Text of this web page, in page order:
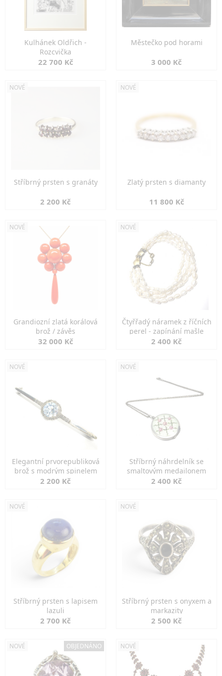
Kulhánek Oldřich -
Rozcvička
22 700 Kč
Městečko pod horami
3 000 Kč
NOVÉ
Stříbrný prsten s granáty
2 200 Kč
NOVÉ
Zlatý prsten s diamanty
11 800 Kč
NOVÉ
Grandiozní zlatá korálová
brož / závěs
32 000 Kč
NOVÉ
Čtyřřadý náramek z říčních
perel - zapínání mašle
2 400 Kč
NOVÉ
Elegantní prvorepubliková
brož s modrým spinelem
2 200 Kč
NOVÉ
Stříbrný náhrdelník se
smaltovým medailonem
2 400 Kč
NOVÉ
Stříbrný prsten s lapisem
lazuli
2 700 Kč
NOVÉ
Stříbrný prsten s onyxem a
markazity
2 500 Kč
NOVÉ OBJEDNÁNO NOVÉ